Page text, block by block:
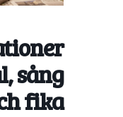
sång
fika